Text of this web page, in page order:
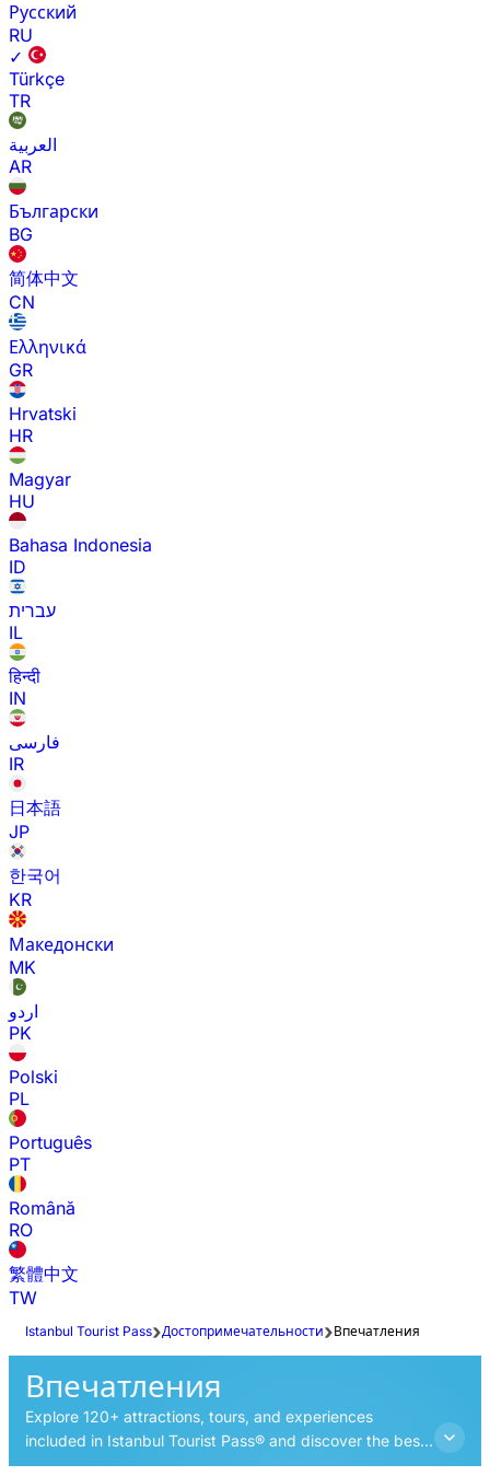
Русский
RU
✓
Türkçe
TR
العربية
AR
Български
BG
简体中文
CN
Ελληνικά
GR
Hrvatski
HR
Magyar
HU
Bahasa Indonesia
ID
עברית
IL
हिन्दी
IN
فارسی
IR
日本語
JP
한국어
KR
Македонски
MK
اردو
PK
Polski
PL
Português
PT
Română
RO
繁體中文
TW
Istanbul Tourist Pass Достопримечательности Впечатления
Впечатления
Explore 120+ attractions, tours, and experiences
included in Istanbul Tourist Pass® and discover the best
things to do in Istanbul.